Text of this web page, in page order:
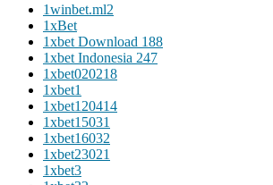
1winbet.ml2
1xBet
1xbet Download 188
1xbet Indonesia 247
1xbet020218
1xbet1
1xbet120414
1xbet15031
1xbet16032
1xbet23021
1xbet3